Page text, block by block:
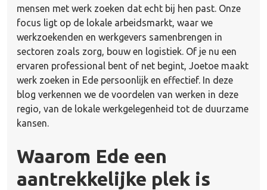
mensen met werk zoeken dat echt bij hen past. Onze
focus ligt op de lokale arbeidsmarkt, waar we
werkzoekenden en werkgevers samenbrengen in
sectoren zoals zorg, bouw en logistiek. Of je nu een
ervaren professional bent of net begint, Joetoe maakt
werk zoeken in Ede persoonlijk en effectief. In deze
blog verkennen we de voordelen van werken in deze
regio, van de lokale werkgelegenheid tot de duurzame
kansen.
Waarom Ede een
aantrekkelijke plek is